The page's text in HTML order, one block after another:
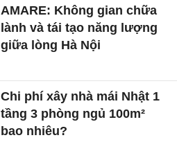
AMARE: Không gian chữa
lành và tái tạo năng lượng
giữa lòng Hà Nội
Chi phí xây nhà mái Nhật 1
tầng 3 phòng ngủ 100m²
bao nhiêu?